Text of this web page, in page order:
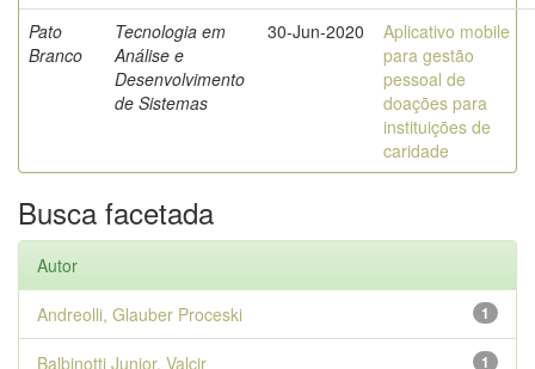
Pato
Branco
Tecnologia em
Análise e
Desenvolvimento
de Sistemas
30-Jun-2020
Aplicativo mobile
para gestão
pessoal de
doações para
instituições de
caridade
Busca facetada
Autor
1
Andreolli, Glauber Proceski
1
Balbinotti Junior, Valcir